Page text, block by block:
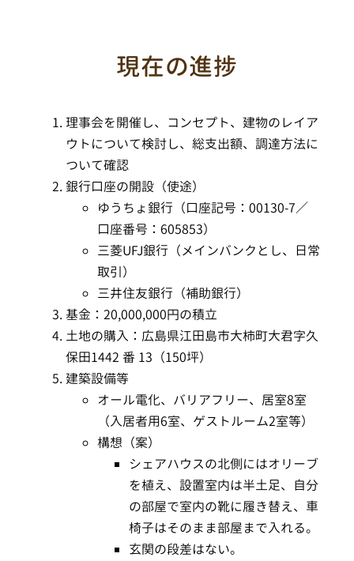
現在の進捗
理事会を開催し、コンセプト、建物のレイア
ウトについて検討し、総支出額、調達方法に
ついて確認
銀行口座の開設（使途）
ゆうちょ銀行（口座記号：00130-7／
口座番号：605853）
三菱UFJ銀行（メインバンクとし、日常
取引）
三井住友銀行（補助銀行）
基金：20,000,000円の積立
土地の購入：広島県江田島市大柿町大君字久
保田1442 番 13（150坪）
建築設備等
オール電化、バリアフリー、居室8室
（入居者用6室、ゲストルーム2室等）
構想（案）
シェアハウスの北側にはオリーブ
を植え、設置室内は半土足、自分
の部屋で室内の靴に履き替え、車
椅子はそのまま部屋まで入れる。
玄関の段差はない。